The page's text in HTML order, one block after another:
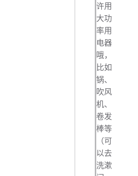
许用
大功
率用
电器
哦，
比如
锅、
吹风
机、
卷发
棒等
（可
以去
洗漱